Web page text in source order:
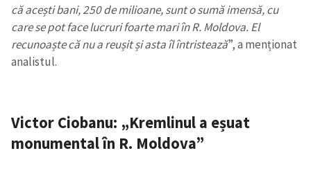
că acești bani, 250 de milioane, sunt o sumă imensă, cu
care se pot face lucruri foarte mari în R. Moldova. El
recunoaște că nu a reușit și asta îl întristează”, a menționat
analistul.
Victor Ciobanu: „Kremlinul a eșuat
monumental în R. Moldova”